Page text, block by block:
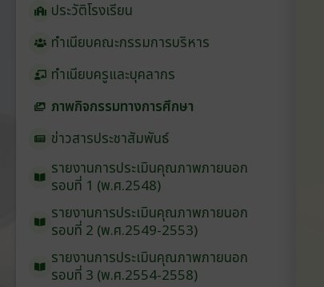
ประวัติโรงเรียน
ทำเนียบคณะกรรมการบริหาร
ทำเนียบครูและบุคลากร
ภาพกิจกรรมทางการศึกษา
ข่าวสารประชาสัมพันธ์
รายงานการประเมินคุณภาพภายนอก
รอบ⁠ที่ 1 (พ.ศ.2548)
รายงานการประเมินคุณภาพภายนอก
รอบ⁠ที่ 2 (พ.ศ.2549-2553)
รายงานการประเมินคุณภาพภายนอก
รอบ⁠ที่ 3 (พ.ศ.2554-2558)